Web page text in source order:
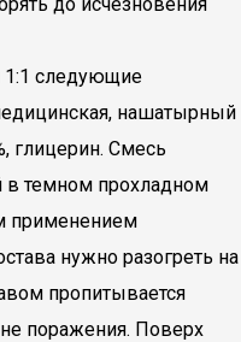
следующие
нашатырный
глицерин. Смесь
в темном прохладном
применением
нужно разогреть на
пропитывается
поражения. Поверх